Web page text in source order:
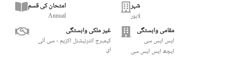
شہر
لاہور
امتحان کی قسم
Annual
مقامی وابستگی
ایس ایس سی
ایچھ ایس ایس سی
غیر ملکی وابستگی
کیمبرج انٹرنیشنل اکزیم - سی آئی
ای